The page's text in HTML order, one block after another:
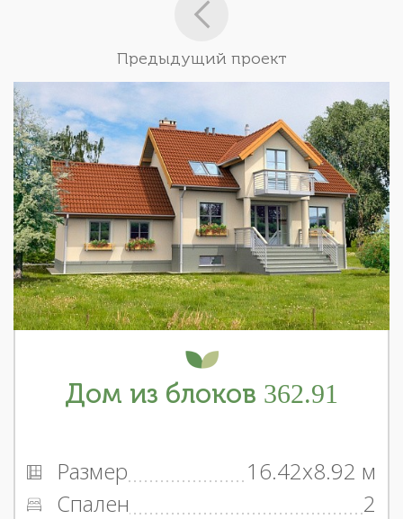
Предыдущий проект
Дом из блоков 362.91
Размер
16.42x8.92 м
Спален
2